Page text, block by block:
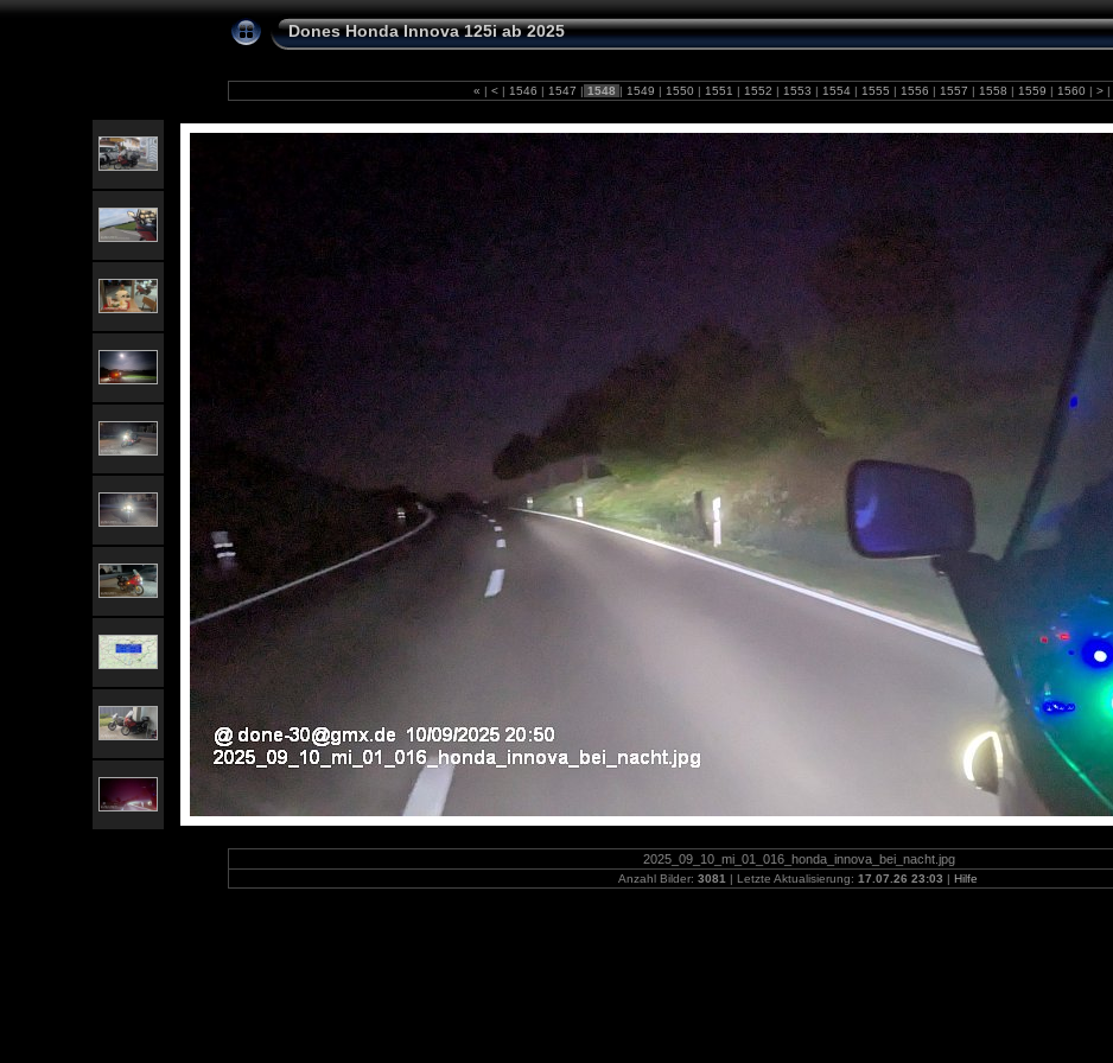
Dones Honda Innova 125i ab 2025
« | < | 1546 | 1547 | 1548 | 1549 | 1550 | 1551 | 1552 | 1553 | 1554 | 1555 | 1556 | 1557 | 1558 | 1559 | 1560 | > |
2025_09_10_mi_01_016_honda_innova_bei_nacht.jpg
Anzahl Bilder: 3081 | Letzte Aktualisierung: 17.07.26 23:03 | Hilfe